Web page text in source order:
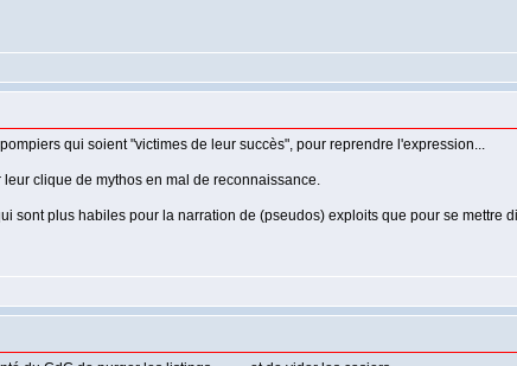
qui soient "victimes de leur succès", pour reprendre l'expression...
clique de mythos en mal de reconnaissance.
sont plus habiles pour la narration de (pseudos) exploits que pour se mettre